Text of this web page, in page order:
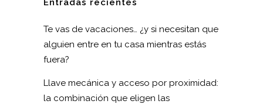
Entradas recientes
Te vas de vacaciones… ¿y si necesitan que
alguien entre en tu casa mientras estás
fuera?
Llave mecánica y acceso por proximidad:
la combinación que eligen las